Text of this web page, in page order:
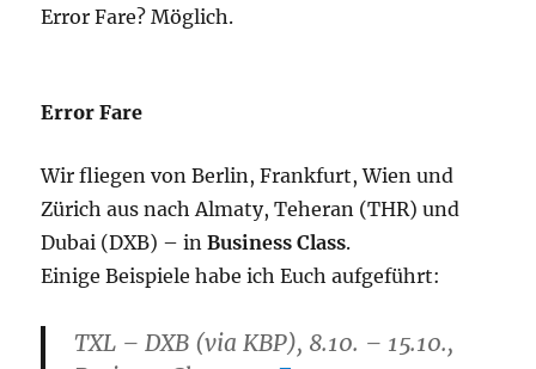
Error Fare? Möglich.
Error Fare
Wir fliegen von Berlin, Frankfurt, Wien und
Zürich aus nach Almaty, Teheran (THR) und
Dubai (DXB) – inBusiness Class.
Einige Beispiele habe ich Euch aufgeführt:
TXL – DXB (via KBP), 8.10. – 15.10.,